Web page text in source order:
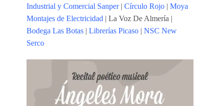
Industrial y Comercial Sanper| Círculo Rojo | Moya
Montajes de Electricidad | La Voz De Almería |
Bodega Las Botas | Librerías Picaso | NSC New
Serco